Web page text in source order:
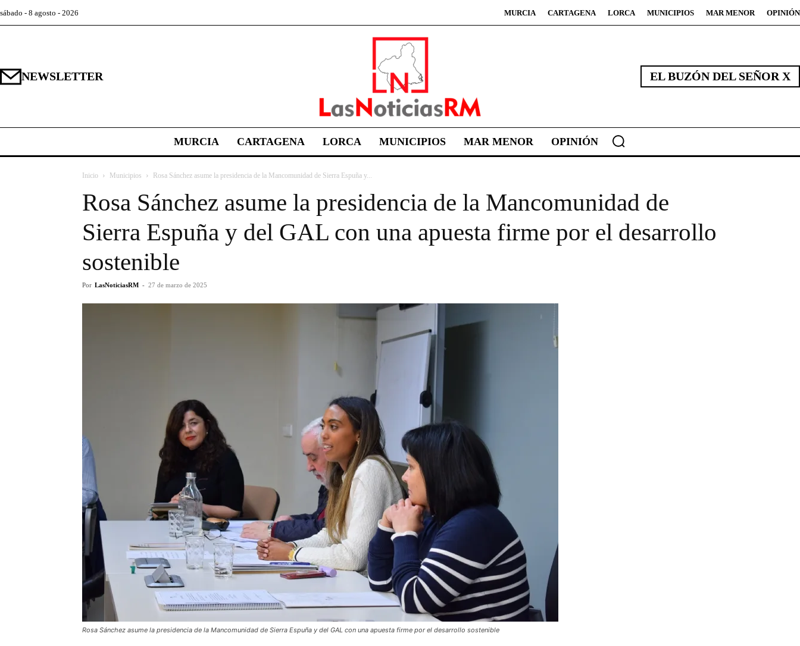
sábado - 8 agosto - 2026 MURCIA CARTAGENA LORCA MUNICIPIOS MAR MENOR OPINIÓN
NEWSLETTER EL BUZÓN DEL SEÑOR X
MURCIA CARTAGENA LORCA MUNICIPIOS MAR MENOR OPINIÓN
Inicio Municipios Rosa Sánchez asume la presidencia de la Mancomunidad de Sierra Espuña y...
Rosa Sánchez asume la presidencia de la Mancomunidad de
Sierra Espuña y del GAL con una apuesta firme por el desarrollo
sostenible
Por LasNoticiasRM - 27 de marzo de 2025
Rosa Sánchez asume la presidencia de la Mancomunidad de Sierra Espuña y del GAL con una apuesta firme por el desarrollo sostenible